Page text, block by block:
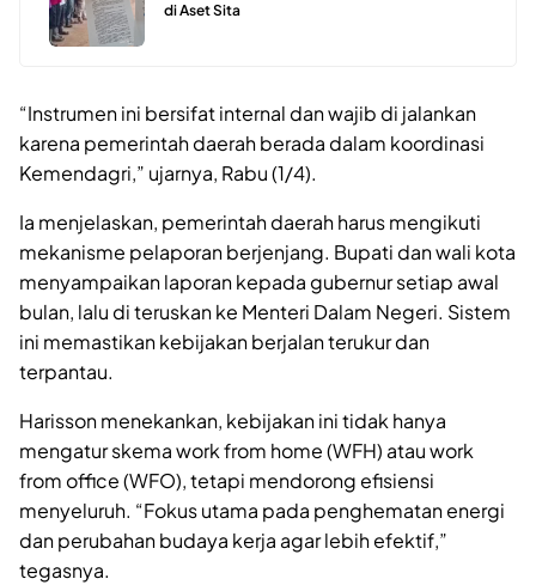
di Aset Sita
“Instrumen ini bersifat internal dan wajib di jalankan
karena pemerintah daerah berada dalam koordinasi
Kemendagri,” ujarnya, Rabu (1/4).
Ia menjelaskan, pemerintah daerah harus mengikuti
mekanisme pelaporan berjenjang. Bupati dan wali kota
menyampaikan laporan kepada gubernur setiap awal
bulan, lalu di teruskan ke Menteri Dalam Negeri. Sistem
ini memastikan kebijakan berjalan terukur dan
terpantau.
Harisson menekankan, kebijakan ini tidak hanya
mengatur skema work from home (WFH) atau work
from office (WFO), tetapi mendorong efisiensi
menyeluruh. “Fokus utama pada penghematan energi
dan perubahan budaya kerja agar lebih efektif,”
tegasnya.